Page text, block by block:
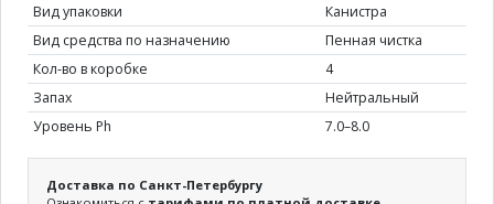
Вид упаковки
Канистра
Вид средства по назначению
Пенная чистка
Кол-во в коробке
4
Запах
Нейтральный
Уровень Ph
7.0–8.0
Доставка по Санкт-Петербургу